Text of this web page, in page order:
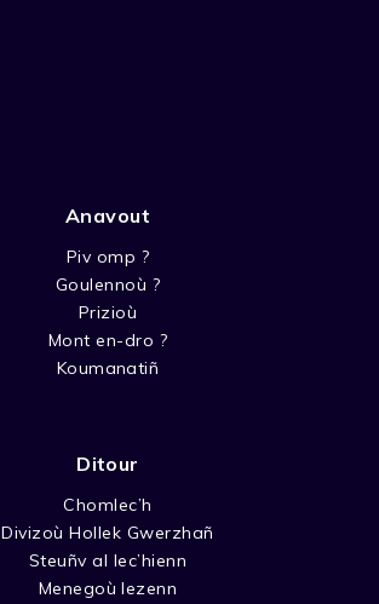
Anavout
Piv omp ?
Goulennoù ?
Prizioù
Mont en-dro ?
Koumanatiñ
Ditour
Chomlec’h
Divizoù Hollek Gwerzhañ
Steuñv al lec’hienn
Menegoù lezenn